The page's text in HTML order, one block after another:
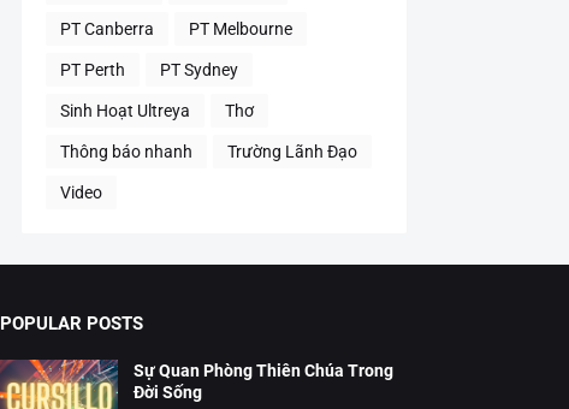
PT Canberra PT Melbourne
PT Perth PT Sydney
Sinh Hoạt Ultreya Thơ
Thông báo nhanh Trường Lãnh Đạo
Video
POPULAR POSTS
Sự Quan Phòng Thiên Chúa Trong
Đời Sống